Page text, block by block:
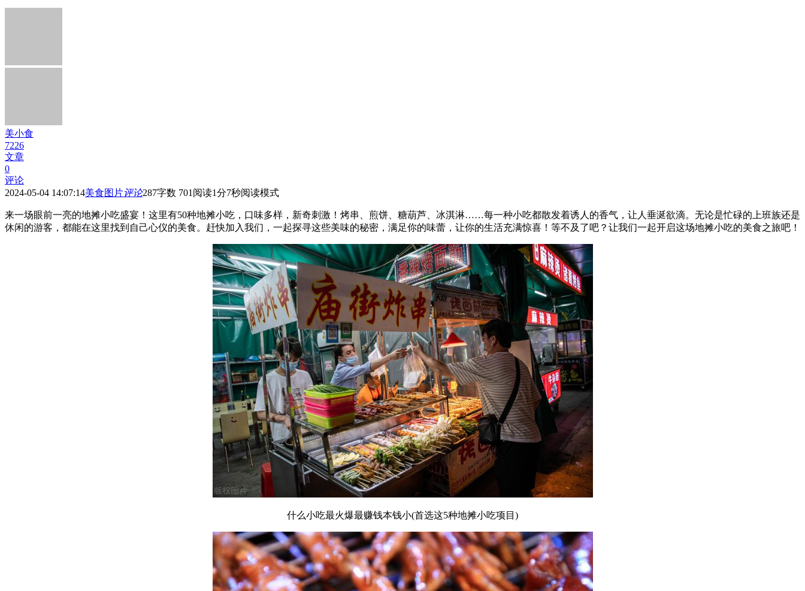
美小食
7226
文章
0
评论
2024-05-04 14:07:14美食图片评论287字数 701 阅读1分7秒阅读模式
来一场眼前一亮的地摊小吃盛宴！这里有50种地摊小吃，口味多样，新奇刺激！烤串、煎饼、糖葫芦、冰淇淋……每一种小吃都散发着诱人的香气，让人垂涎欲滴。无论是忙碌的上班族还是
休闲的游客，都能在这里找到自己心仪的美食。赶快加入我们，一起探寻这些美味的秘密，满足你的味蕾，让你的生活充满惊喜！等不及了吧？让我们一起开启这场地摊小吃的美食之旅吧！
什么小吃最火爆最赚钱本钱小(首选这5种地摊小吃项目)